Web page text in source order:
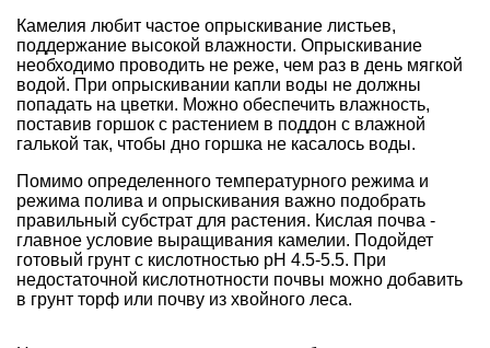
Камелия любит частое опрыскивание листьев,
поддержание высокой влажности. Опрыскивание
необходимо проводить не реже, чем раз в день мягкой
водой. При опрыскивании капли воды не должны
попадать на цветки. Можно обеспечить влажность,
поставив горшок с растением в поддон с влажной
галькой так, чтобы дно горшка не касалось воды.
Помимо определенного температурного режима и
режима полива и опрыскивания важно подобрать
правильный субстрат для растения. Кислая почва -
главное условие выращивания камелии. Подойдет
готовый грунт с кислотностью pH 4.5-5.5. При
недостаточной кислотнотности почвы можно добавить
в грунт торф или почву из хвойного леса.